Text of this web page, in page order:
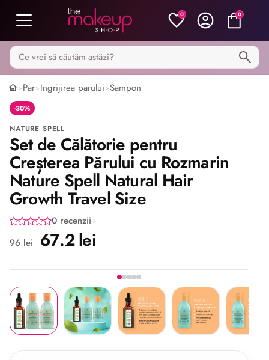
0 0
Caută pe MakeupShop
>Par>Ingrijirea parului>Sampon
-30%
NATURE SPELL
Set de Călătorie pentru
Creșterea Părului cu Rozmarin
Nature Spell Natural Hair
Growth Travel Size
0 recenzii
96 lei 67.2 lei
Share
Imaginea 1 din 5